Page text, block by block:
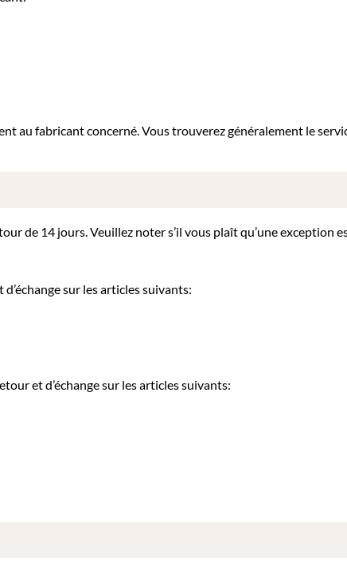
au fabricant concerné. Vous trouverez généralement le
de 14 jours. Veuillez noter s’il vous plaît qu’une exception
sur les articles suivants:
et d’échange sur les articles suivants: